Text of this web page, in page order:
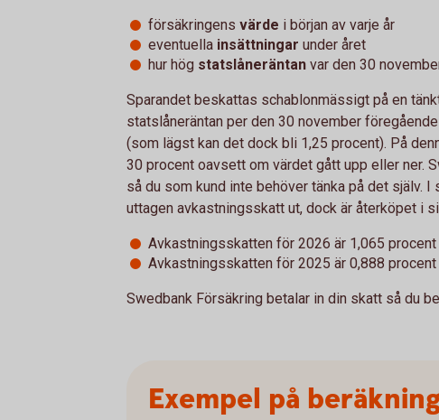
försäkringens värde i början av varje år
eventuella insättningar under året
hur hög statslåneräntan var den 30
Sparandet beskattas schablonmässigt på en
statslåneräntan per den 30 november
(som lägst kan det dock bli 1,25 procent). På
30 procent oavsett om värdet gått upp eller ner.
så du som kund inte behöver tänka på det själv. I
uttagen avkastningsskatt ut, dock är återköpet i
Avkastningsskatten för 2026 är 1,065 procent
Avkastningsskatten för 2025 är 0,888 procent
Swedbank Försäkring betalar in din skatt så du
Exempel på